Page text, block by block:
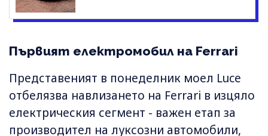
Първият електромобил на Ferrari
Представеният в понеделник моел Luce
отбелязва навлизането на Ferrari в изцяло
електрическия сегмент - важен етап за
производител на луксозни автомобили,